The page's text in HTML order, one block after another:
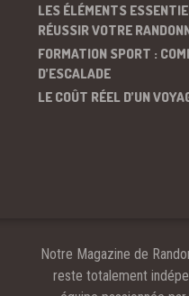
LES ÉLÉMENTS
RÉUSSIR VOTRE
FORMATION SPORT :
D’ESCALADE
LE COÛT RÉEL D’UN
Notre Magazine de
reste totalement